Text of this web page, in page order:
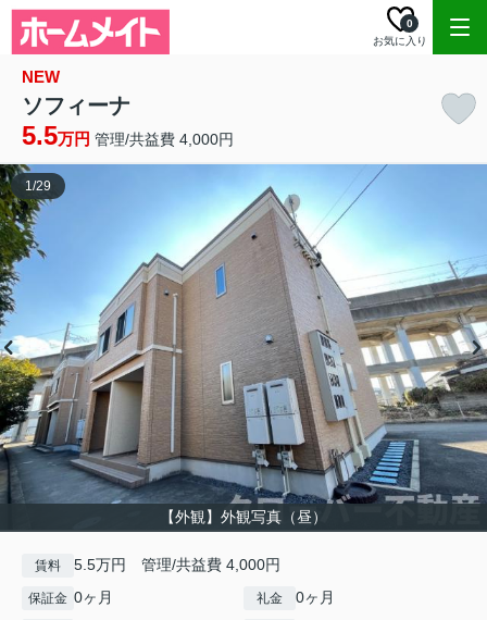
お気に入り
0
NEW
ソフィーナ
5.5万円 管理/共益費 4,000円
【外観】外観写真（昼）
1/29
賃料 5.5万円 管理/共益費 4,000円
保証金 0ヶ月 礼金 0ヶ月